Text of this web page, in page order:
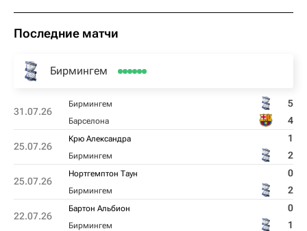
Последние матчи
Бирмингем
31.07.26
Бирмингем 5
Барселона 4
25.07.26
Крю Александра 1
Бирмингем 2
25.07.26
Нортгемптон Таун 0
Бирмингем 2
22.07.26
Бартон Альбион 0
Бирмингем 1